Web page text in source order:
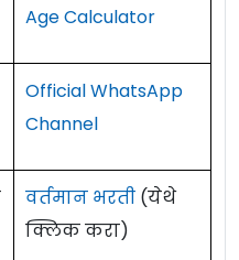
Age Calculator
Official WhatsApp
Channel
वर्तमान भरती (येथे
क्लिक करा)